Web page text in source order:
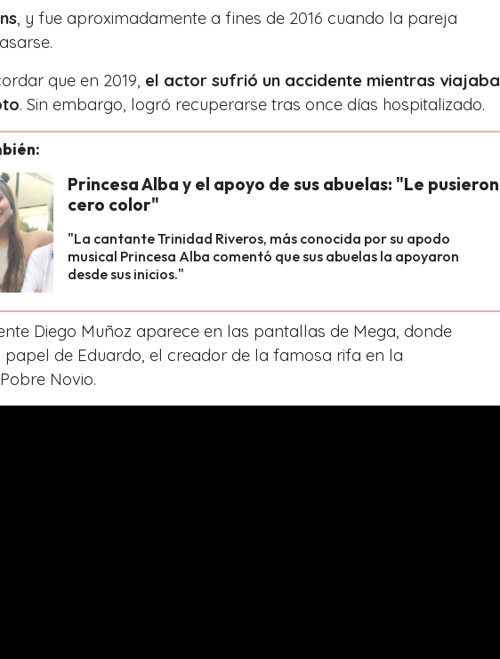
, y fue aproximadamente a fines de 2016 cuando la pareja
que en 2019, el actor sufrió un accidente mientras viajaba
. Sin embargo, logró recuperarse tras once días hospitalizado.
Princesa Alba y el apoyo de sus abuelas: "Le pusieron
cero color"
"La cantante Trinidad Riveros, más conocida por su apodo
musical Princesa Alba comentó que sus abuelas la apoyaron
desde sus inicios."
Diego Muñoz aparece en las pantallas de Mega, donde
papel de Eduardo, el creador de la famosa rifa en la
Pobre Novio.